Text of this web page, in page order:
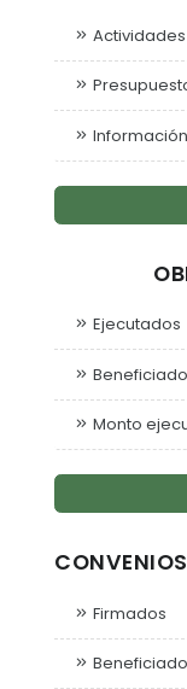
Ejecutados
Monto
Firmados